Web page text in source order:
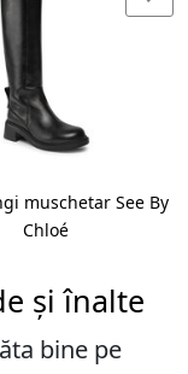
muschetar See By
Chloé
și înalte
bine pe